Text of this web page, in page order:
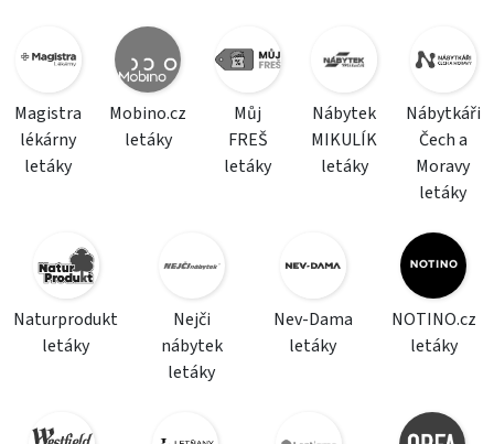
Magistra
lékárny
letáky
Mobino.cz
letáky
Můj
FREŠ
letáky
Nábytek
MIKULÍK
letáky
Nábytkáři
Čech a
Moravy
letáky
Naturprodukt
letáky
Nejči
nábytek
letáky
Nev-Dama
letáky
NOTINO.cz
letáky